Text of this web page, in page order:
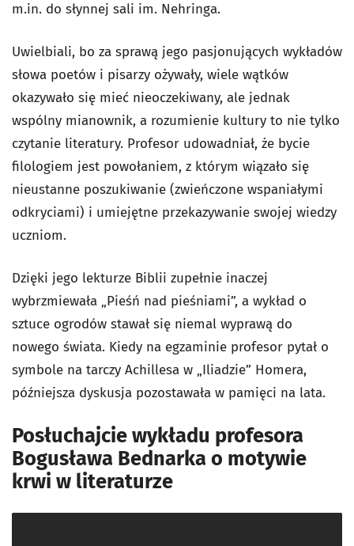
m.in. do słynnej sali im. Nehringa.
Uwielbiali, bo za sprawą jego pasjonujących wykładów
słowa poetów i pisarzy ożywały, wiele wątków
okazywało się mieć nieoczekiwany, ale jednak
wspólny mianownik, a rozumienie kultury to nie tylko
czytanie literatury. Profesor udowadniał, że bycie
filologiem jest powołaniem, z którym wiązało się
nieustanne poszukiwanie (zwieńczone wspaniałymi
odkryciami) i umiejętne przekazywanie swojej wiedzy
uczniom.
Dzięki jego lekturze Biblii zupełnie inaczej
wybrzmiewała „Pieśń nad pieśniami”, a wykład o
sztuce ogrodów stawał się niemal wyprawą do
nowego świata. Kiedy na egzaminie profesor pytał o
symbole na tarczy Achillesa w „Iliadzie” Homera,
późniejsza dyskusja pozostawała w pamięci na lata.
Posłuchajcie wykładu profesora
Bogusława Bednarka o motywie
krwi w literaturze